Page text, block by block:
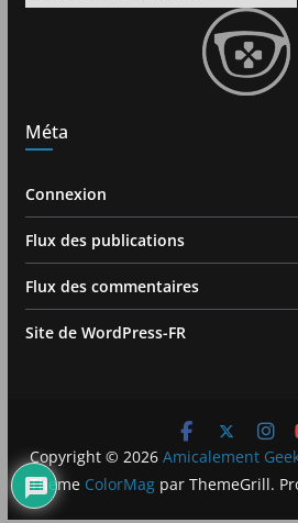
Méta
Connexion
Flux des publications
Flux des commentaires
Site de WordPress-FR
Copyright © 2026 Amicalement
Theme ColorMag par ThemeGrill.